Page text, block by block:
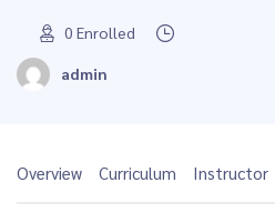
0 Enrolled
admin
Overview Curriculum Instructor